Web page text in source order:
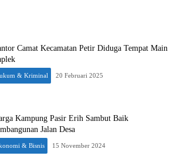
Camat Kecamatan Petir Diduga Tempat Main
& Kriminal 20 Februari 2025
Kampung Pasir Erih Sambut Baik
Jalan Desa
& Bisnis 15 November 2024